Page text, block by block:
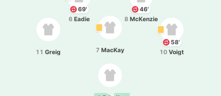
7 MacKay
11 Greig
69'
6 Eadie
46'
8 McKenzie
58'
10 Voigt